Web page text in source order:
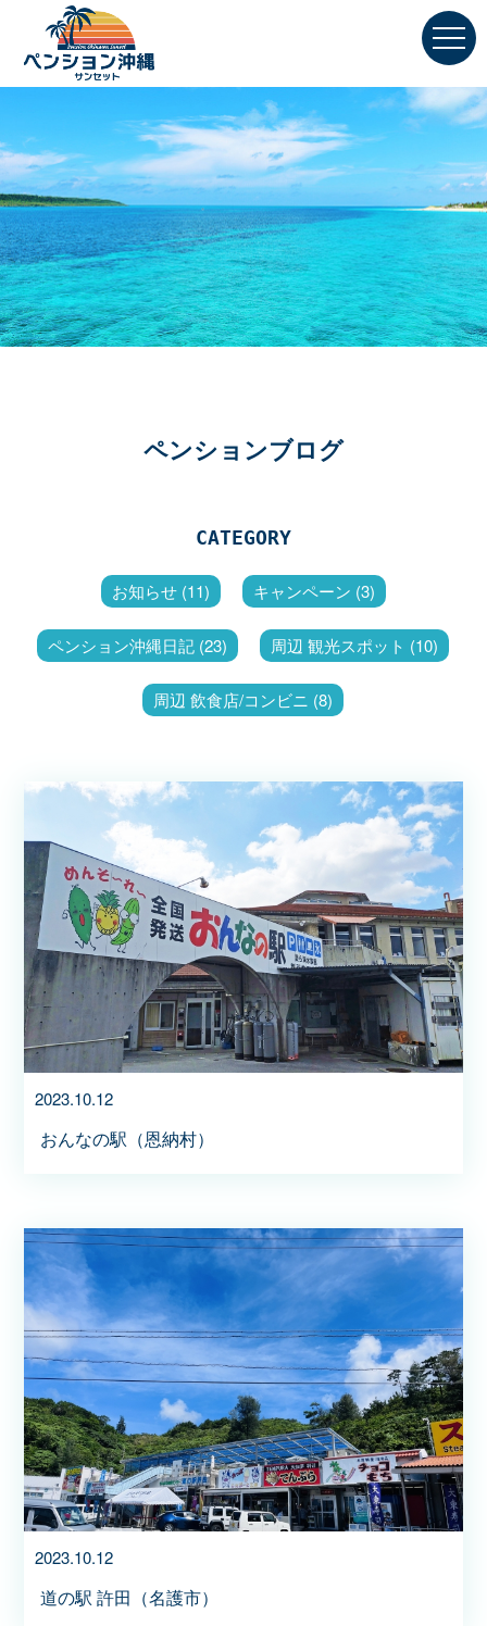
ペンションブログ
CATEGORY
お知らせ (11) キャンペーン (3)
ペンション沖縄日記 (23) 周辺 観光スポット (10)
周辺 飲食店/コンビニ (8)
2023.10.12
おんなの駅（恩納村）
2023.10.12
道の駅 許田（名護市）